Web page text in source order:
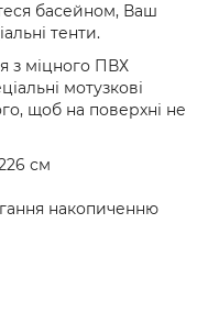
басейном, Ваш
тенти.
з міцного ПВХ
мотузкові
щоб на поверхні не
см
накопиченню